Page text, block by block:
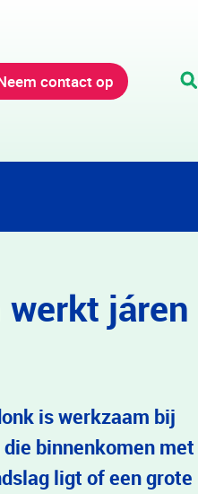
contact op
járen
is werkzaam bij
binnenkomen met
ligt of een grote